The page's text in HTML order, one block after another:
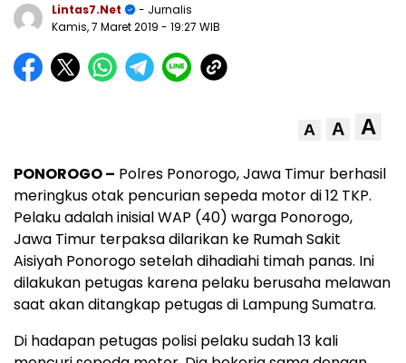
Lintas7.net
- Jurnalis
Kamis, 7 Maret 2019 - 19:27 WIB
A A A
PONOROGO – Polres Ponorogo, Jawa Timur berhasil
meringkus otak pencurian sepeda motor di 12 TKP.
Pelaku adalah inisial WAP (40) warga Ponorogo,
Jawa Timur terpaksa dilarikan ke Rumah Sakit
Aisiyah Ponorogo setelah dihadiahi timah panas. Ini
dilakukan petugas karena pelaku berusaha melawan
saat akan ditangkap petugas di Lampung Sumatra.
Di hadapan petugas polisi pelaku sudah 13 kali